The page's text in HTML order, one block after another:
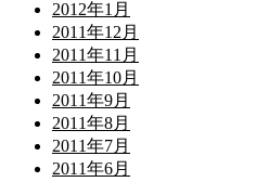
2012年1月
2011年12月
2011年11月
2011年10月
2011年9月
2011年8月
2011年7月
2011年6月